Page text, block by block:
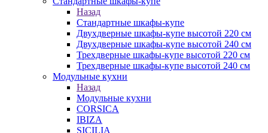
Назад
Стандартные шкафы-купе
Двухдверные шкафы-купе высотой 220 см
Двухдверные шкафы-купе высотой 240 см
Трехдверные шкафы-купе высотой 220 см
Трехдверные шкафы-купе высотой 240 см
Модульные кухни
Назад
Модульные кухни
CORSICA
IBIZA
SICILIA